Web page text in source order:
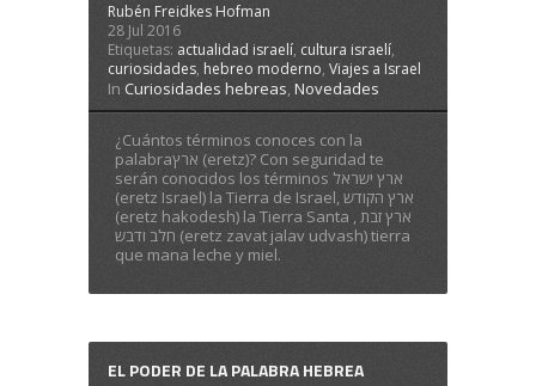
Rubén Freidkes Hofman
28 Jul 2016
Etiquetas: actualidad israelí, cultura israelí,
curiosidades, hebreo moderno, Viajes a Israel
In Curiosidades hebreas,Novedades
¿Cuántos términos conoces con la
palabraארץ (eretz)? Con seguridad te
serán conocidos los términos ארץ ישראל
(eretz Israel) la Tierra de Israel, ארץ הקודש
(eretz hakodesh) la Tierra Santa , ארץ זבת
חלב ודבש (eretz zavat jalav udvash) tierra
que mana leche y miel.
EL PODER DE LA PALABRA HEBREA